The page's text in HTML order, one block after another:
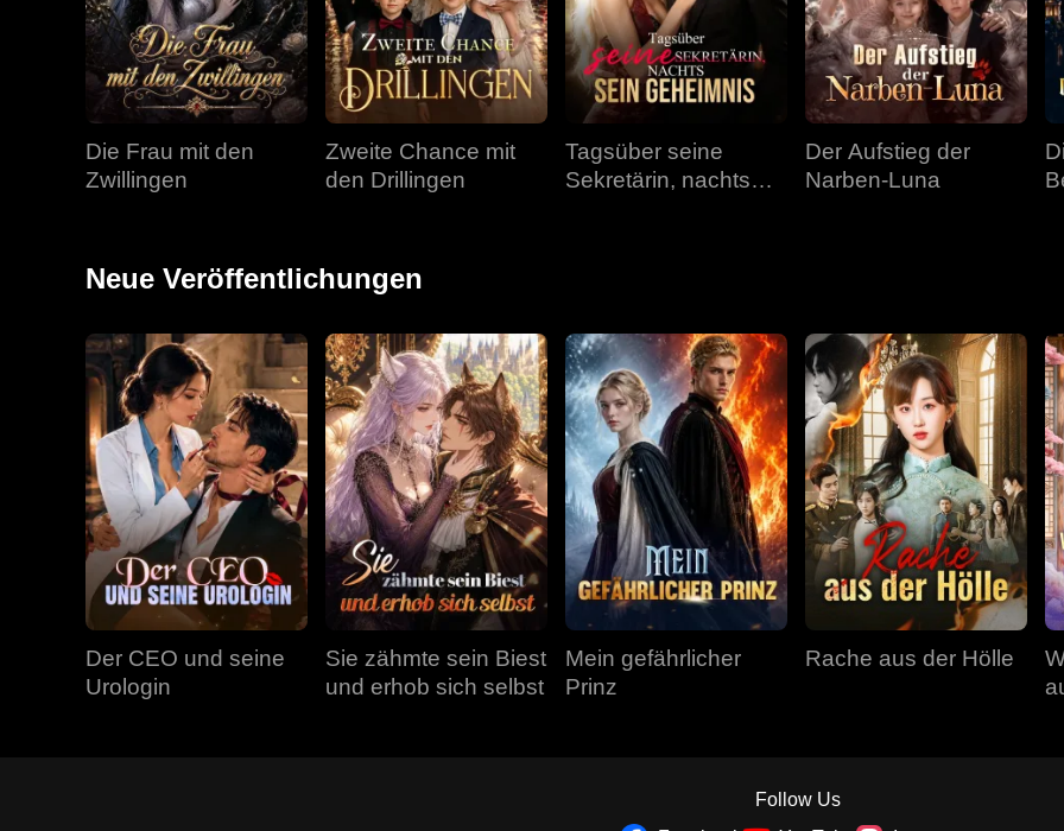
Die Frau mit den
Zwillingen
Zweite Chance mit
den Drillingen
Tagsüber seine
Sekretärin, nachts
Der Aufstieg der
Narben-Luna
Neue Veröffentlichungen
Der CEO und seine
Urologin
Sie zähmte sein Biest
und erhob sich selbst
Mein gefährlicher
Prinz
Rache aus der Hölle
Follow Us